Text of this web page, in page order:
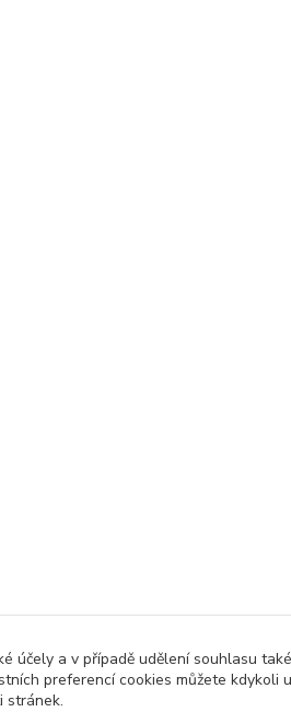
účely a v případě udělení souhlasu
preferencí cookies můžete kdykoli
stránek.